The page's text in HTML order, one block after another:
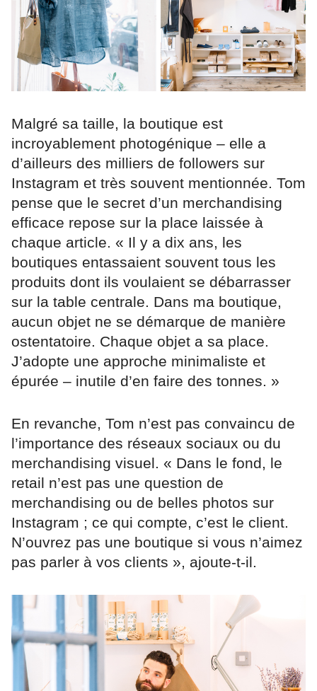
Malgré sa taille, la boutique est
incroyablement photogénique – elle a
d’ailleurs des milliers de followers sur
Instagram et très souvent mentionnée. Tom
pense que le secret d’un merchandising
efficace repose sur la place laissée à
chaque article. « Il y a dix ans, les
boutiques entassaient souvent tous les
produits dont ils voulaient se débarrasser
sur la table centrale. Dans ma boutique,
aucun objet ne se démarque de manière
ostentatoire. Chaque objet a sa place.
J’adopte une approche minimaliste et
épurée – inutile d’en faire des tonnes. »
En revanche, Tom n’est pas convaincu de
l’importance des réseaux sociaux ou du
merchandising visuel. « Dans le fond, le
retail n’est pas une question de
merchandising ou de belles photos sur
Instagram ; ce qui compte, c’est le client.
N’ouvrez pas une boutique si vous n’aimez
pas parler à vos clients », ajoute-t-il.